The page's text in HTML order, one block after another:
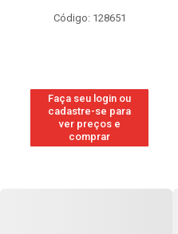
Código: 128651
Faça seu login ou
cadastre-se para
ver preços e
comprar